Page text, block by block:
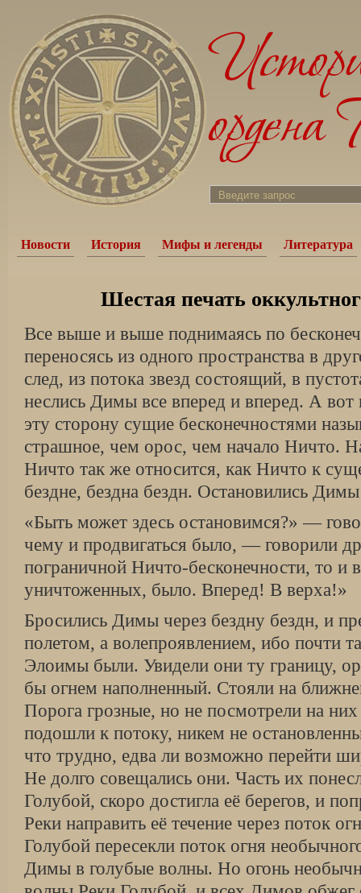
Новости История Мифы и легенды Литература
Шестая печать
Все выше и выше поднимаясь по
переносясь из одного пространства в
след, из потока звезд состоящий, в
неслись Димы все вперед и вперед. А вот
эту сторону сущие бесконечностями
страшное, чем орос, чем начало Ничто.
Ничто так же относится, как Ничто к
бездне, бездна бездн. Остановились
«Быть может здесь остановимся?» —
чему и продвигаться было, — говорили
пограничной Ничто-бесконечности, то и
уничтоженных, было. Вперед! В верха!»
Бросились Димы через бездну бездн, и
полетом, а волепроявлением, ибо почти
Элоимы были. Увидели они ту границу,
бы огнем наполненный. Стояли на
Порога грозные, но не посмотрели на
подошли к потоку, никем не
что трудно, едва ли возможно перейти
Не долго совещались они. Часть их
Голубой, скоро достигла её берегов, и
Реки направить её течение через поток
Голубой пересекли поток огня
Димы в голубые волны. Но огонь